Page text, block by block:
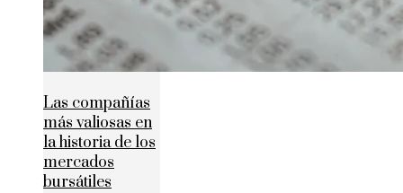
Las compañías
más valiosas en
la historia de los
mercados
bursátiles